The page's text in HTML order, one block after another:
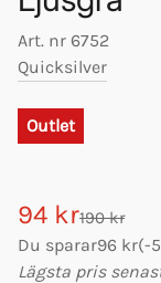
Art. nr 6752
Quicksilver
Outlet
94 kr190 kr
Du sparar96 kr(-
Lägsta pris